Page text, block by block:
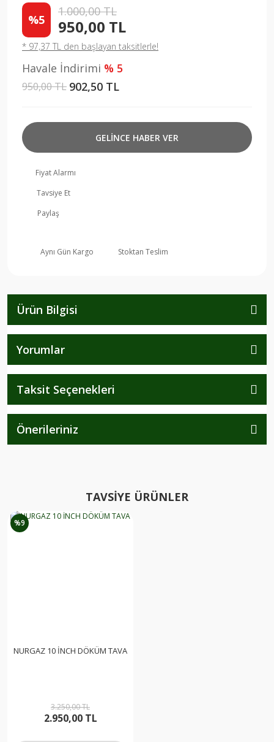
%5
1.000,00 TL
950,00 TL
* 97,37 TL den başlayan taksitlerle!
Havale İndirimi % 5
950,00 TL 902,50 TL
GELİNCE HABER VER
Fiyat Alarmı
Tavsiye Et
Paylaş
Aynı Gün Kargo Stoktan Teslim
Ürün Bilgisi
Yorumlar
Taksit Seçenekleri
Önerileriniz
TAVSİYE ÜRÜNLER
%9
NURGAZ 10 İNCH DÖKÜM TAVA
3.250,00 TL
2.950,00 TL